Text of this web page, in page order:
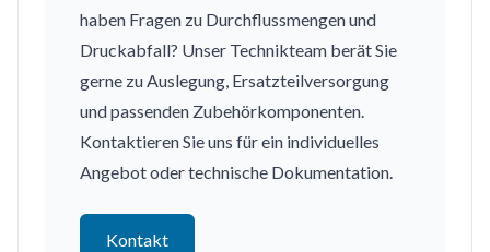
haben Fragen zu Durchflussmengen und
Druckabfall? Unser Technikteam berät Sie
gerne zu Auslegung, Ersatzteilversorgung
und passenden Zubehörkomponenten.
Kontaktieren Sie uns für ein individuelles
Angebot oder technische Dokumentation.
Kontakt